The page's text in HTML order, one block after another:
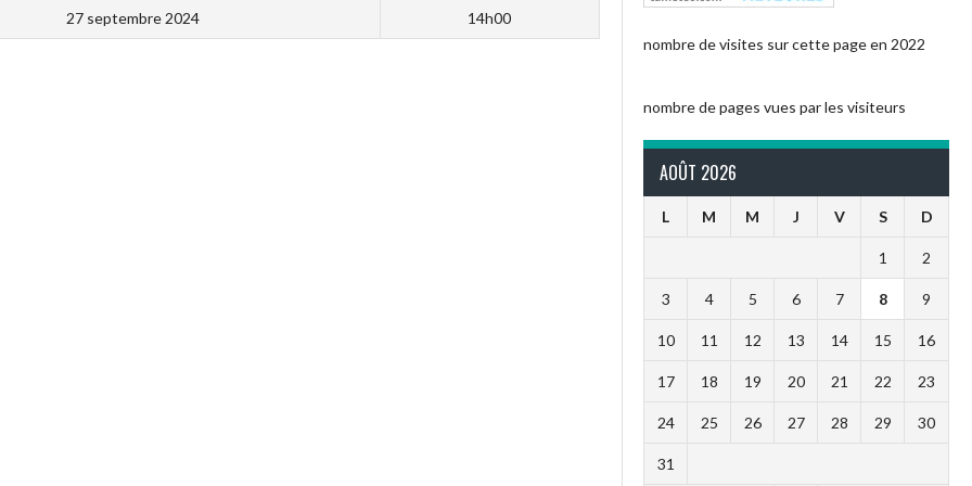
27 septembre 2024
14h00
nombre de visites sur cette page en 2022
nombre de pages vues par les visiteurs
AOÛT 2026
L M M J V S D
1 2
3 4 5 6 7 8 9
10 11 12 13 14 15 16
17 18 19 20 21 22 23
24 25 26 27 28 29 30
31